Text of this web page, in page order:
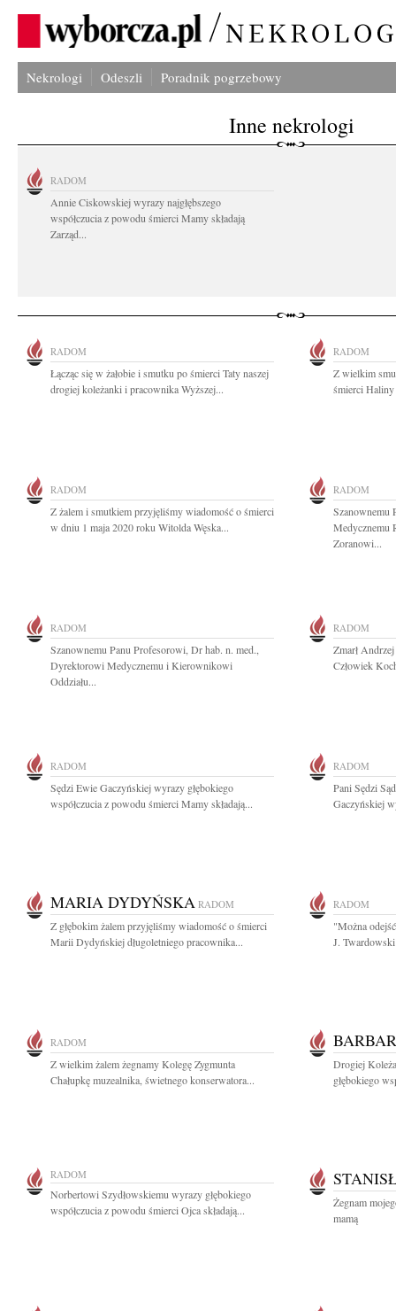
Nekrologi Odeszli Poradnik pogrzebowy
Inne nekrologi
RADOM
Annie Ciskowskiej wyrazy najgłębszego
współczucia z powodu śmierci Mamy składają
Zarząd...
RADOM
Łącząc się w żałobie i smutku po śmierci Taty naszej
drogiej koleżanki i pracownika Wyższej...
RADOM
Z wielkim
śmierci
RADOM
Z żalem i smutkiem przyjęliśmy wiadomość o śmierci
w dniu 1 maja 2020 roku Witolda Węska...
RADOM
Szanownemu
Medycznemu
Zoranowi...
RADOM
Szanownemu Panu Profesorowi, Dr hab. n. med.,
Dyrektorowi Medycznemu i Kierownikowi
Oddziału...
RADOM
Zmarł
Człowiek
RADOM
Sędzi Ewie Gaczyńskiej wyrazy głębokiego
współczucia z powodu śmierci Mamy składają...
RADOM
Pani Sędzi
Gaczyńskiej
MARIA DYDYŃSKA RADOM
Z głębokim żalem przyjęliśmy wiadomość o śmierci
Marii Dydyńskiej długoletniego pracownika...
RADOM
"Można
J.
RADOM
Z wielkim żalem żegnamy Kolegę Zygmunta
Chałupkę muzealnika, świetnego konserwatora...
Drogiej
głębokiego
RADOM
Norbertowi Szydłowskiemu wyrazy głębokiego
współczucia z powodu śmierci Ojca składają...
Żegnam
mamą